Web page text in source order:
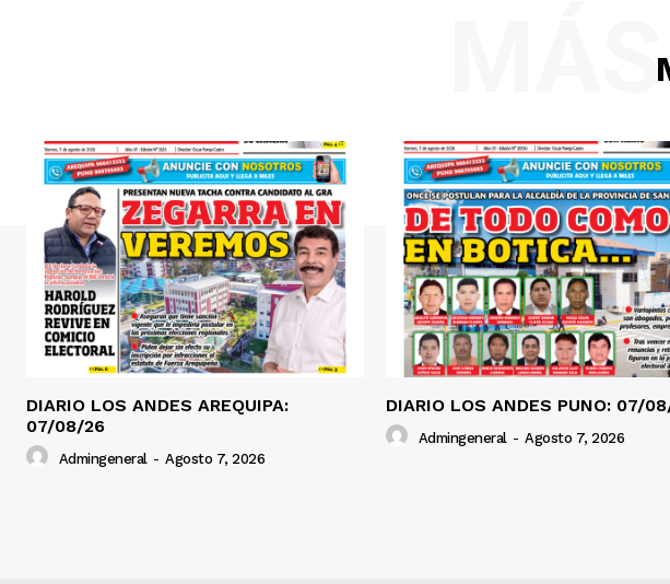
DIARIO LOS ANDES AREQUIPA:
07/08/26
Admingeneral - Agosto 7, 2026
DIARIO LOS ANDES PUNO: 07/
Admingeneral - Agosto 7, 2026